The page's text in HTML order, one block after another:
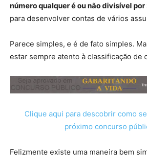
número qualquer é ou não divisível por
para desenvolver contas de vários
Parece simples, e é de fato simples.
estar sempre atento à classificação de
Clique aqui para descobrir como
próximo concurso
Felizmente existe uma maneira bem